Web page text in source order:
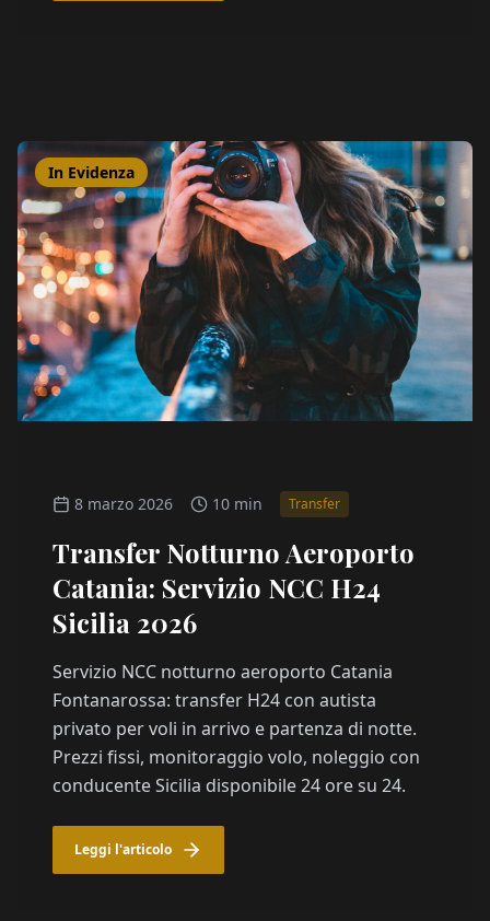
In Evidenza
8 marzo 2026 10 min Transfer
Transfer Notturno Aeroporto
Catania: Servizio NCC H24
Sicilia 2026
Servizio NCC notturno aeroporto Catania
Fontanarossa: transfer H24 con autista
privato per voli in arrivo e partenza di notte.
Prezzi fissi, monitoraggio volo, noleggio con
conducente Sicilia disponibile 24 ore su 24.
Leggi l'articolo